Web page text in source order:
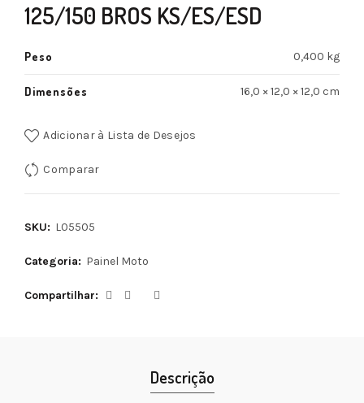
125/150 BROS KS/ES/ESD
Peso 0,400 kg
Dimensões 16,0 × 12,0 × 12,0 cm
Adicionar à Lista de Desejos
Comparar
SKU: L05505
Categoria: Painel Moto
Compartilhar
Descrição